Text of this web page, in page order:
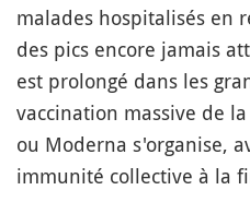
malades hospitalisés en
des pics encore jamais
est prolongé dans les
vaccination massive de
ou Moderna s'organise,
immunité collective à la